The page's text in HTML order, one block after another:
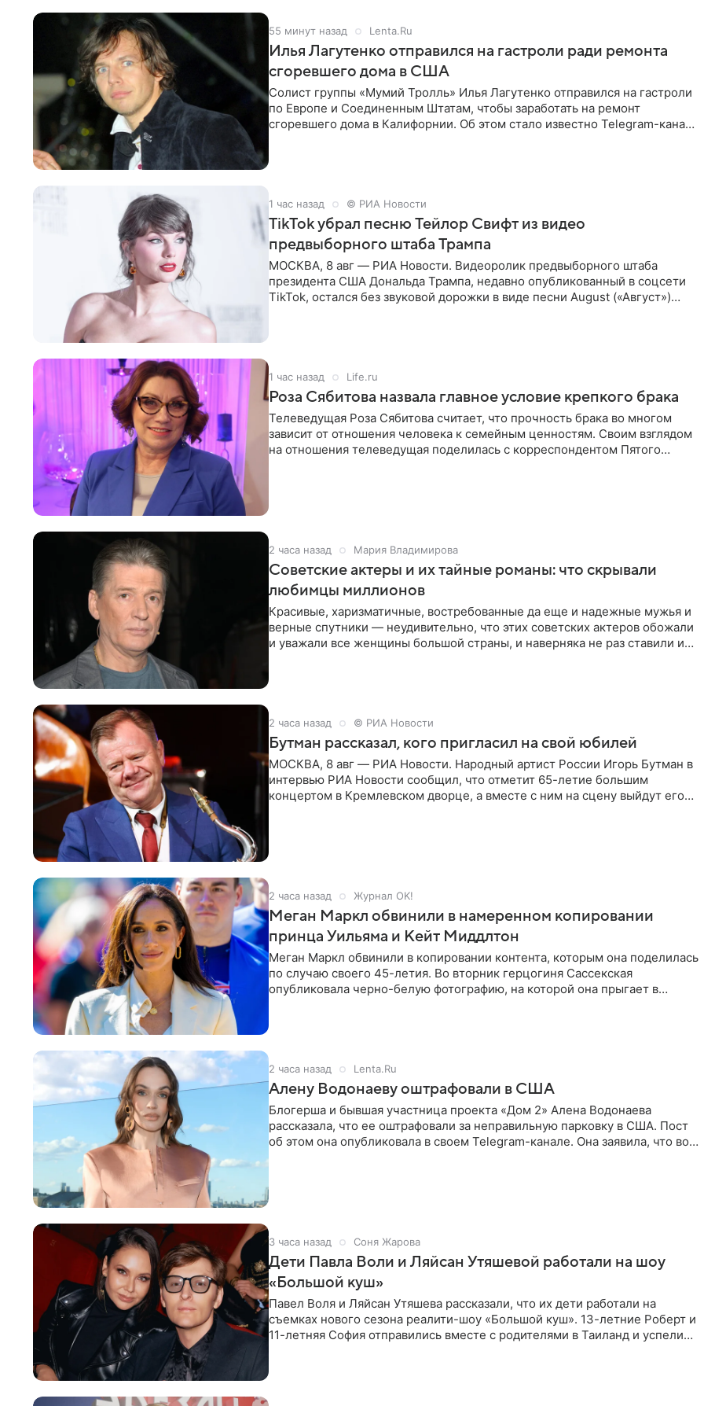
55 минут назад Lenta.Ru
Илья Лагутенко отправился на гастроли ради ремонта
сгоревшего дома в США
Солист группы «Мумий Тролль» Илья Лагутенко отправился на гастроли
по Европе и Соединенным Штатам, чтобы заработать на ремонт
сгоревшего дома в Калифорнии. Об этом стало известно Telegram-каналу
1 час назад © РИА Новости
TikTok убрал песню Тейлор Свифт из видео
предвыборного штаба Трампа
МОСКВА, 8 авг — РИА Новости. Видеоролик предвыборного штаба
президента США Дональда Трампа, недавно опубликованный в соцсети
TikTok, остался без звуковой дорожки в виде песни August («Август»)
1 час назад Life.ru
Роза Сябитова назвала главное условие крепкого брака
Телеведущая Роза Сябитова считает, что прочность брака во многом
зависит от отношения человека к семейным ценностям. Своим взглядом
на отношения телеведущая поделилась с корреспондентом Пятого
2 часа назад Мария Владимирова
Советские актеры и их тайные романы: что скрывали
любимцы миллионов
Красивые, харизматичные, востребованные да еще и надежные мужья и
верные спутники — неудивительно, что этих советских актеров обожали
и уважали все женщины большой страны, и наверняка не раз ставили их
2 часа назад © РИА Новости
Бутман рассказал, кого пригласил на свой юбилей
МОСКВА, 8 авг — РИА Новости. Народный артист России Игорь Бутман в
интервью РИА Новости сообщил, что отметит 65-летие большим
концертом в Кремлевском дворце, а вместе с ним на сцену выйдут его
2 часа назад Журнал OK!
Меган Маркл обвинили в намеренном копировании
принца Уильяма и Кейт Миддлтон
Меган Маркл обвинили в копировании контента, которым она поделилась
по случаю своего 45-летия. Во вторник герцогиня Сассекская
опубликовала черно-белую фотографию, на которой она прыгает в
2 часа назад Lenta.Ru
Алену Водонаеву оштрафовали в США
Блогерша и бывшая участница проекта «Дом 2» Алена Водонаева
рассказала, что ее оштрафовали за неправильную парковку в США. Пост
об этом она опубликовала в своем Telegram-канале. Она заявила, что во
3 часа назад Соня Жарова
Дети Павла Воли и Ляйсан Утяшевой работали на шоу
«Большой куш»
Павел Воля и Ляйсан Утяшева рассказали, что их дети работали на
съемках нового сезона реалити-шоу «Большой куш». 13-летние Роберт и
11-летняя София отправились вместе с родителями в Таиланд и успели